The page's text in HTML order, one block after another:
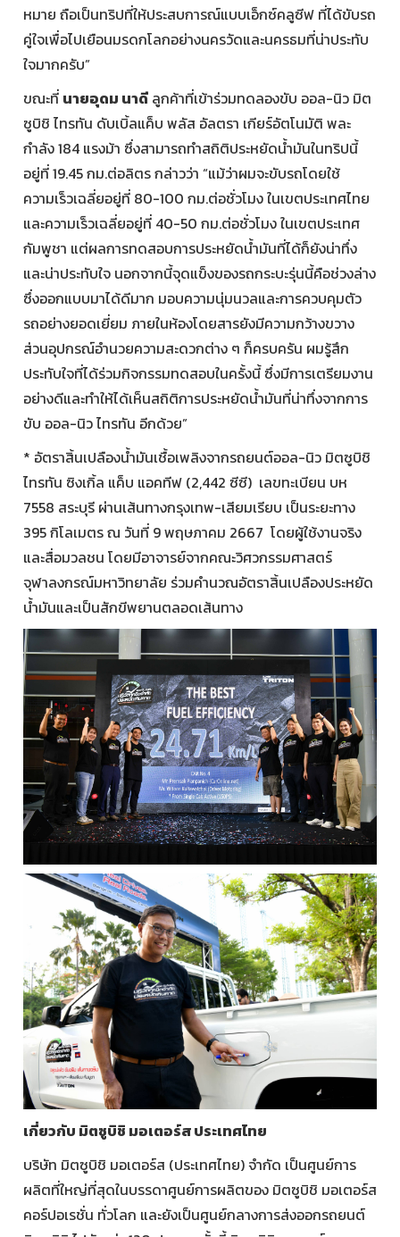
หมาย ถือเป็นทริปที่ให้ประสบการณ์แบบเอ็กซ์คลูซีฟ ที่ได้ขับรถ
คู่ใจเพื่อไปเยือนมรดกโลกอย่างนครวัดและนครธมที่น่าประทับ
ใจมากครับ”
ขณะที่ นายอุดม นาดี ลูกค้าที่เข้าร่วมทดลองขับ ออล-นิว มิต
ซูบิชิ ไทรทัน ดับเบิ้ลแค็บ พลัส อัลตรา เกียร์อัตโนมัติ พละ
กำลัง 184 แรงม้า ซึ่งสามารถทำสถิติประหยัดน้ำมันในทริปนี้
อยู่ที่ 19.45 กม.ต่อลิตร กล่าวว่า “แม้ว่าผมจะขับรถโดยใช้
ความเร็วเฉลี่ยอยู่ที่ 80-100 กม.ต่อชั่วโมง ในเขตประเทศไทย
และความเร็วเฉลี่ยอยู่ที่ 40-50 กม.ต่อชั่วโมง ในเขตประเทศ
กัมพูชา แต่ผลการทดสอบการประหยัดน้ำมันที่ได้ก็ยังน่าทึ่ง
และน่าประทับใจ นอกจากนี้จุดแข็งของรถกระบะรุ่นนี้คือช่วงล่าง
ซึ่งออกแบบมาได้ดีมาก มอบความนุ่มนวลและการควบคุมตัว
รถอย่างยอดเยี่ยม ภายในห้องโดยสารยังมีความกว้างขวาง
ส่วนอุปกรณ์อำนวยความสะดวกต่าง ๆ ก็ครบครัน ผมรู้สึก
ประทับใจที่ได้ร่วมกิจกรรมทดสอบในครั้งนี้ ซึ่งมีการเตรียมงาน
อย่างดีและทำให้ได้เห็นสถิติการประหยัดน้ำมันที่น่าทึ่งจากการ
ขับ ออล-นิว ไทรทัน อีกด้วย”
* อัตราสิ้นเปลืองน้ำมันเชื้อเพลิงจากรถยนต์ออล-นิว มิตซูบิชิ
ไทรทัน ซิงเกิ้ล แค็บ แอคทีฟ (2,442 ซีซี) เลขทะเบียน บห
7558 สระบุรี ผ่านเส้นทางกรุงเทพ-เสียมเรียบ เป็นระยะทาง
395 กิโลเมตร ณ วันที่ 9 พฤษภาคม 2667 โดยผู้ใช้งานจริง
และสื่อมวลชน โดยมีอาจารย์จากคณะวิศวกรรมศาสตร์
จุฬาลงกรณ์มหาวิทยาลัย ร่วมคำนวณอัตราสิ้นเปลืองประหยัด
น้ำมันและเป็นสักขีพยานตลอดเส้นทาง
เกี่ยวกับ มิตซูบิชิ มอเตอร์ส ประเทศไทย
บริษัท มิตซูบิชิ มอเตอร์ส (ประเทศไทย) จำกัด เป็นศูนย์การ
ผลิตที่ใหญ่ที่สุดในบรรดาศูนย์การผลิตของ มิตซูบิชิ มอเตอร์ส
คอร์ปอเรชั่น ทั่วโลก และยังเป็นศูนย์กลางการส่งออกรถยนต์